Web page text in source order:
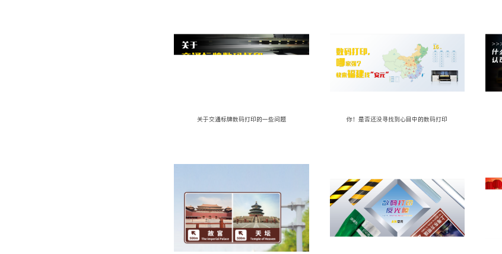
关于交通标牌数码打印的一些问题 你！是否还没寻找到心目中的数码打印